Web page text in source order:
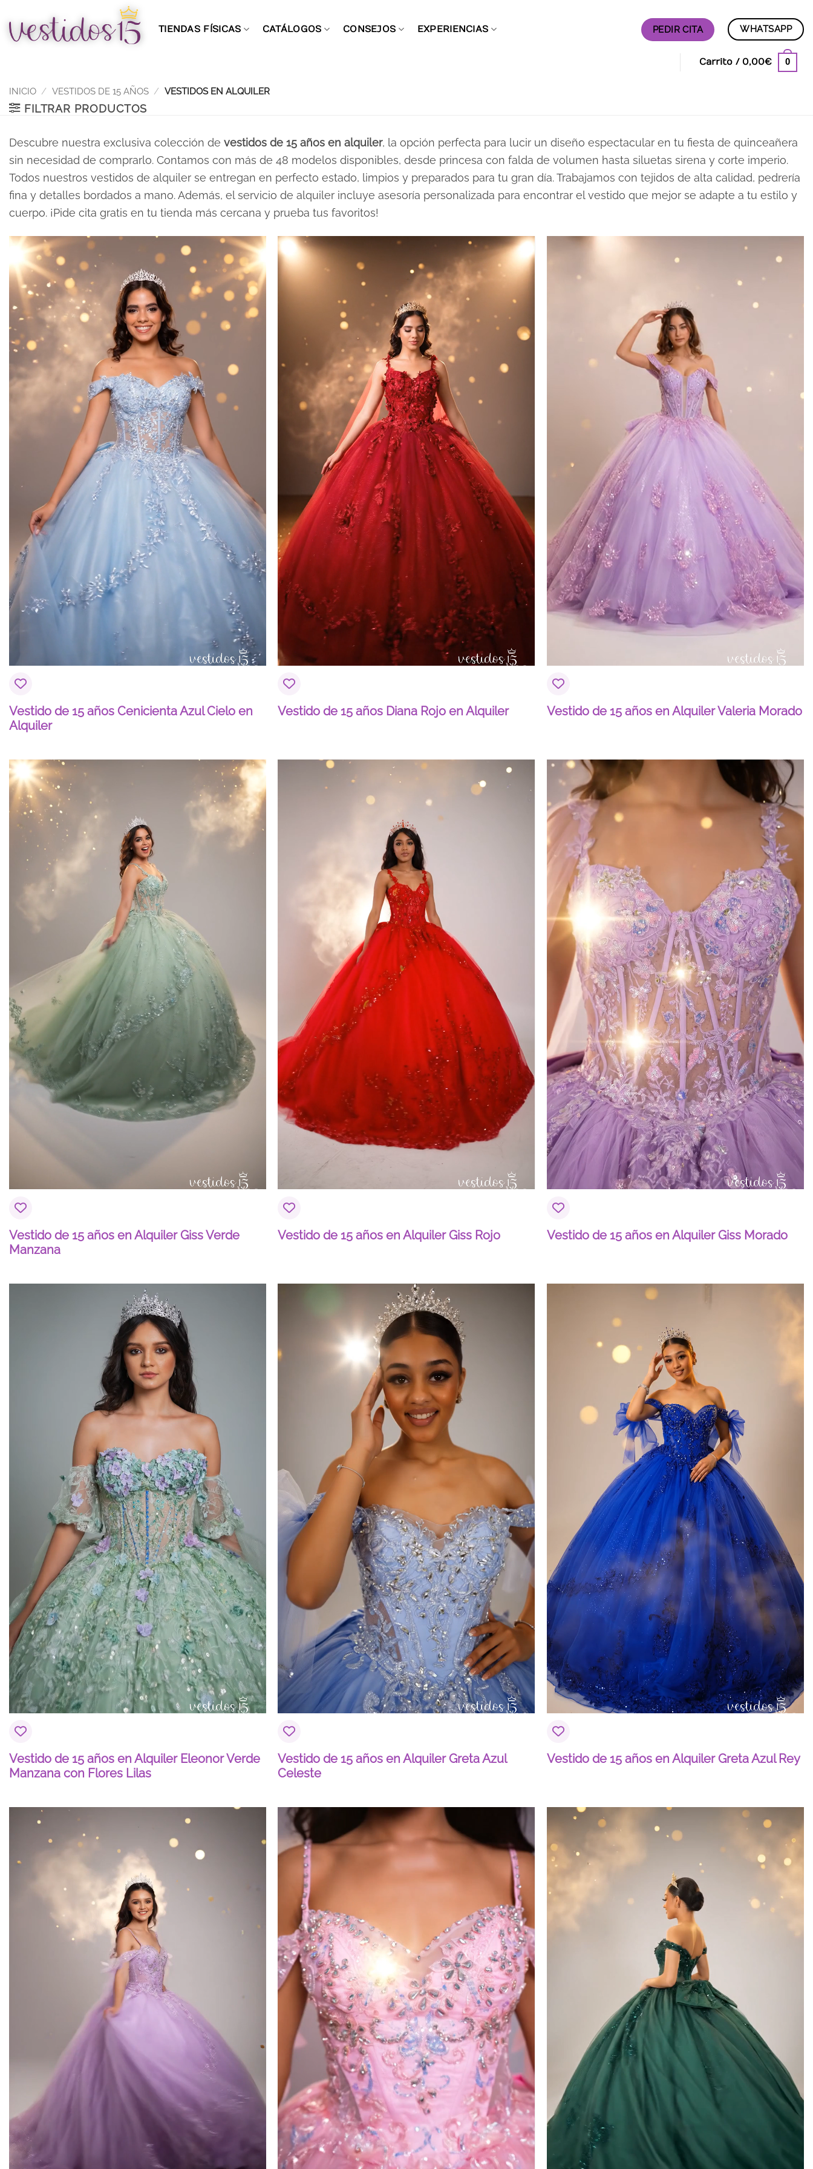
contenido
TIENDAS FÍSICAS CATÁLOGOS CONSEJOS EXPERIENCIAS PEDIR CITA WHATSAPP
Carrito / 0,00€ 0
INICIO / VESTIDOS DE 15 AÑOS / VESTIDOS EN ALQUILER
FILTRAR PRODUCTOS
Descubre nuestra exclusiva colección de vestidos de 15 años en alquiler, la opción perfecta para lucir un diseño espectacular en tu fiesta de quinceañera
sin necesidad de comprarlo. Contamos con más de 48 modelos disponibles, desde princesa con falda de volumen hasta siluetas sirena y corte imperio.
Todos nuestros vestidos de alquiler se entregan en perfecto estado, limpios y preparados para tu gran día. Trabajamos con tejidos de alta calidad, pedrería
fina y detalles bordados a mano. Además, el servicio de alquiler incluye asesoría personalizada para encontrar el vestido que mejor se adapte a tu estilo y
cuerpo. ¡Pide cita gratis en tu tienda más cercana y prueba tus favoritos!
Vestido de 15 años Cenicienta Azul Cielo en
Alquiler
Vestido de 15 años Diana Rojo en Alquiler Vestido de 15 años en Alquiler Valeria Morado
Vestido de 15 años en Alquiler Giss Verde
Manzana
Vestido de 15 años en Alquiler Giss Rojo Vestido de 15 años en Alquiler Giss Morado
Vestido de 15 años en Alquiler Eleonor Verde
Manzana con Flores Lilas
Vestido de 15 años en Alquiler Greta Azul
Celeste
Vestido de 15 años en Alquiler Greta Azul Rey